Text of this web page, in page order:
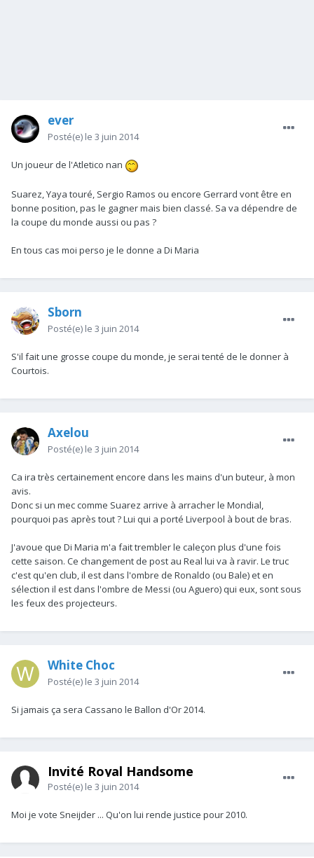
ever
Posté(e) le 3 juin 2014
Un joueur de l'Atletico nan
Suarez, Yaya touré, Sergio Ramos ou encore Gerrard vont être en
bonne position, pas le gagner mais bien classé. Sa va dépendre de
la coupe du monde aussi ou pas ?
En tous cas moi perso je le donne a Di Maria
Sborn
Posté(e) le 3 juin 2014
S'il fait une grosse coupe du monde, je serai tenté de le donner à
Courtois.
Axelou
Posté(e) le 3 juin 2014
Ca ira très certainement encore dans les mains d'un buteur, à mon
avis.
Donc si un mec comme Suarez arrive à arracher le Mondial,
pourquoi pas après tout ? Lui qui a porté Liverpool à bout de bras.
J'avoue que Di Maria m'a fait trembler le caleçon plus d'une fois
cette saison. Ce changement de post au Real lui va à ravir. Le truc
c'est qu'en club, il est dans l'ombre de Ronaldo (ou Bale) et en
sélection il est dans l'ombre de Messi (ou Aguero) qui eux, sont sous
les feux des projecteurs.
White Choc
Posté(e) le 3 juin 2014
Si jamais ça sera Cassano le Ballon d'Or 2014.
Invité Royal Handsome
Posté(e) le 3 juin 2014
Moi je vote Sneijder ... Qu'on lui rende justice pour 2010.